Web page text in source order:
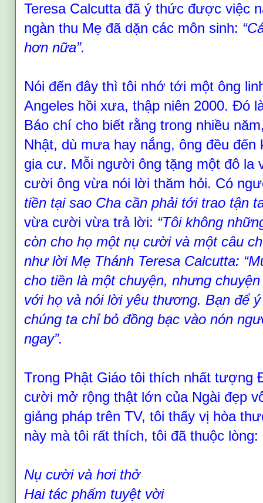
Teresa Calcutta đã ý thức được việc
ngàn thu Mẹ đã dặn các môn sinh: “
hơn nữa”.
Nói đến đây thì tôi nhớ tới một ông
Angeles hồi xưa, thập niên 2000. Đó
Báo chí cho biết rằng trong nhiều
Nhật, dù mưa hay nắng, ông đều
gia cư. Mỗi người ông tặng một đô la
cười ông vừa nói lời thăm hỏi. Có
tiền tại sao Cha cần phải tới trao tận
vừa cười vừa trả lời: “Tôi không
còn cho họ một nụ cười và một câu
như lời Mẹ Thánh Teresa Calcutta: “
cho tiền là một chuyện, nhưng
với họ và nói lời yêu thương. Bạn để
chúng ta chỉ bỏ đồng bạc vào nón
ngay”.
Trong Phật Giáo tôi thích nhất tượng
cười mở rộng thật lớn của Ngài đẹp
giảng pháp trên TV, tôi thấy vị hòa
này mà tôi rất thích, tôi đã thuộc lòng:
Nụ cười và hơi thở
Hai tác phẩm tuyệt vời